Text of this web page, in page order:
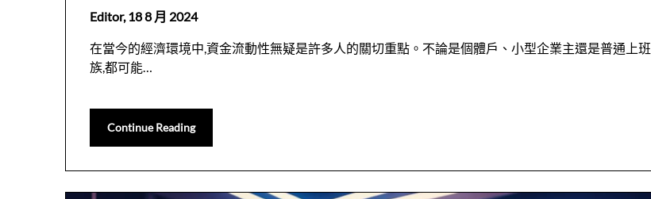
Editor, 18 8 月 2024
在當今的經濟環境中,資金流動性無疑是許多人的關切重點。不論是個體戶、小型企業主還是普通上班
族,都可能…
Continue Reading